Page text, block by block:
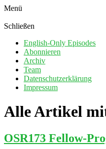
Menü
Schließen
English-Only Episodes
Abonnieren
Archiv
Team
Datenschutzerklärung
Impressum
Alle Artikel
OSR173 Fellow-